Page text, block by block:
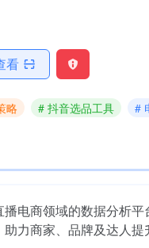
看
略 # 抖音选品工具 #
电商领域的数据分析
力商家、品牌及达人提